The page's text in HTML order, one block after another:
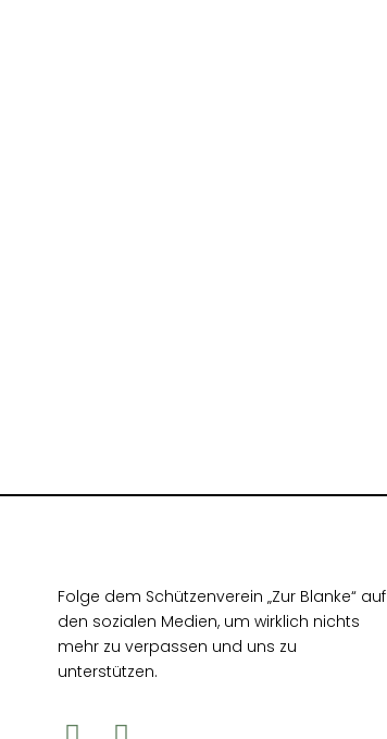
Folge dem Schützenverein „Zur Blanke“ auf
den sozialen Medien, um wirklich nichts
mehr zu verpassen und uns zu
unterstützen.